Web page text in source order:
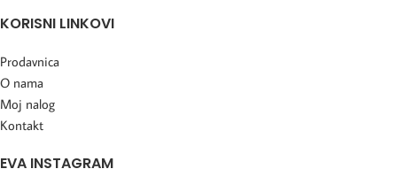
KORISNI LINKOVI
Prodavnica
O nama
Moj nalog
Kontakt
EVA INSTAGRAM